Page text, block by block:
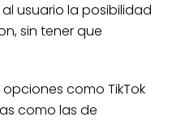
usuario la posibilidad
sin tener que
como TikTok
como las de